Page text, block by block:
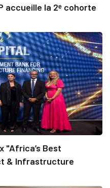
accueille la 2ᵉ cohorte
"Africa’s Best
& Infrastructure